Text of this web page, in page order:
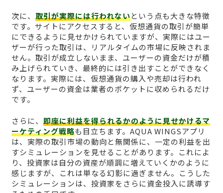
次に、 取引が実際には行われないという点も大きな特徴
です。サイトにアクセスすると、仮想通貨の取引が簡単
にできるように見せかけられていますが、実際にはユー
ザーが行った取引は、リアルタイムの市場に反映されま
せん。取引が成立しないまま、ユーザーの資金だけが積
み上げられていき、最終的には引き出すことができなく
なります。実際には、仮想通貨の購入や売却は行われ
ず、ユーザーの資金は業者のポケットに収められるだけ
です。
さらに、 即座に利益を得られるかのように見せかけるマ
ーケティング戦略も目立ちます。AQUA WINGSアプリ
は、実際の取引市場の動向と無関係に、一定の利益を出
すシミュレーションを見せることがあります。これによ
り、投資家は自分の資産が順調に増えていくかのように
感じますが、これは単なる幻影に過ぎません。こうした
シミュレーションは、投資家をさらに資金投入に誘導す